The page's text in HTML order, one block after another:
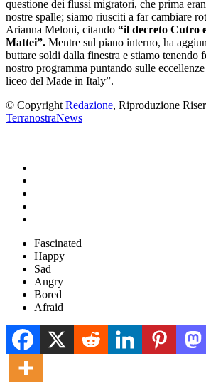
questione dei flussi migratori, che prima
nostre spalle; siamo riusciti a far cambiare
Arianna Meloni, citando “il decreto Cutro
Mattei”. Mentre sul piano interno, ha
buttare soldi dalla finestra e stiamo tenendo
nostro programma puntando sulle
liceo del Made in Italy”.
© Copyright Redazione, Riproduzione
TerranostraNews
Fascinated
Happy
Sad
Angry
Bored
Afraid